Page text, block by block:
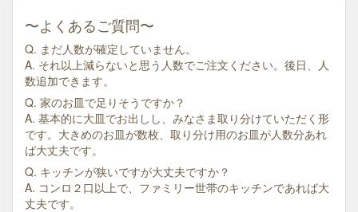
〜よくあるご質問〜
Q. まだ人数が確定していません。
A. それ以上減らないと思う人数でご注文ください。後日、人
数追加できます。
Q. 家のお皿で足りそうですか？
A. 基本的に大皿でお出しし、みなさま取り分けていただく形
です。大きめのお皿が数枚、取り分け用のお皿が人数分あれ
ば大丈夫です。
Q. キッチンが狭いですが大丈夫ですか？
A. コンロ２口以上で、ファミリー世帯のキッチンであれば大
丈夫です。